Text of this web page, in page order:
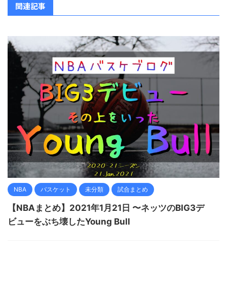
関連記事
NBA バスケット 未分類 試合まとめ
【NBAまとめ】2021年1月21日 〜ネッツのBIG3デ
ビューをぶち壊したYoung Bull